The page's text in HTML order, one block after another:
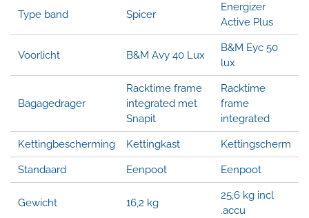
Type band Spicer
Energizer
Active Plus
Voorlicht B&M Avy 40 Lux
B&M Eyc 50
lux
Bagagedrager
Racktime frame
integrated met
Snapit
Racktime
frame
integrated
Kettingbescherming Kettingkast Kettingscherm
Standaard Eenpoot Eenpoot
Gewicht 16,2 kg
25,6 kg incl
.accu